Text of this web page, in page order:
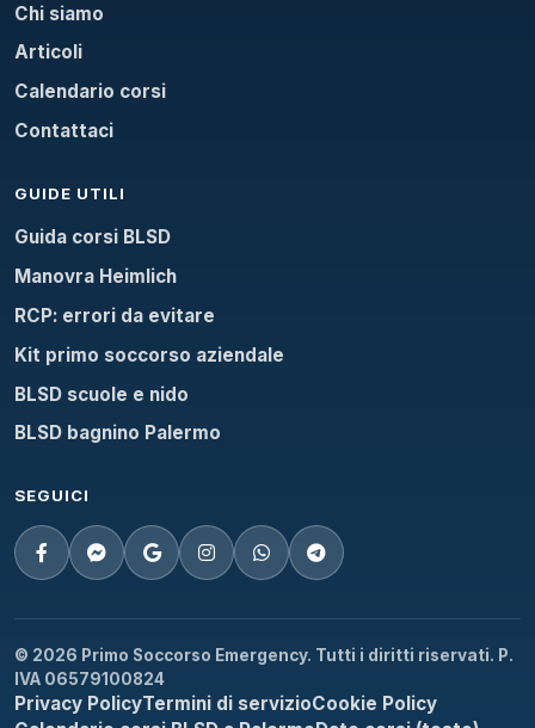
Chi siamo
Articoli
Calendario corsi
Contattaci
GUIDE UTILI
Guida corsi BLSD
Manovra Heimlich
RCP: errori da evitare
Kit primo soccorso aziendale
BLSD scuole e nido
BLSD bagnino Palermo
SEGUICI
© 2026 Primo Soccorso Emergency. Tutti i diritti riservati. P.
IVA 06579100824
Privacy PolicyTermini di servizioCookie Policy